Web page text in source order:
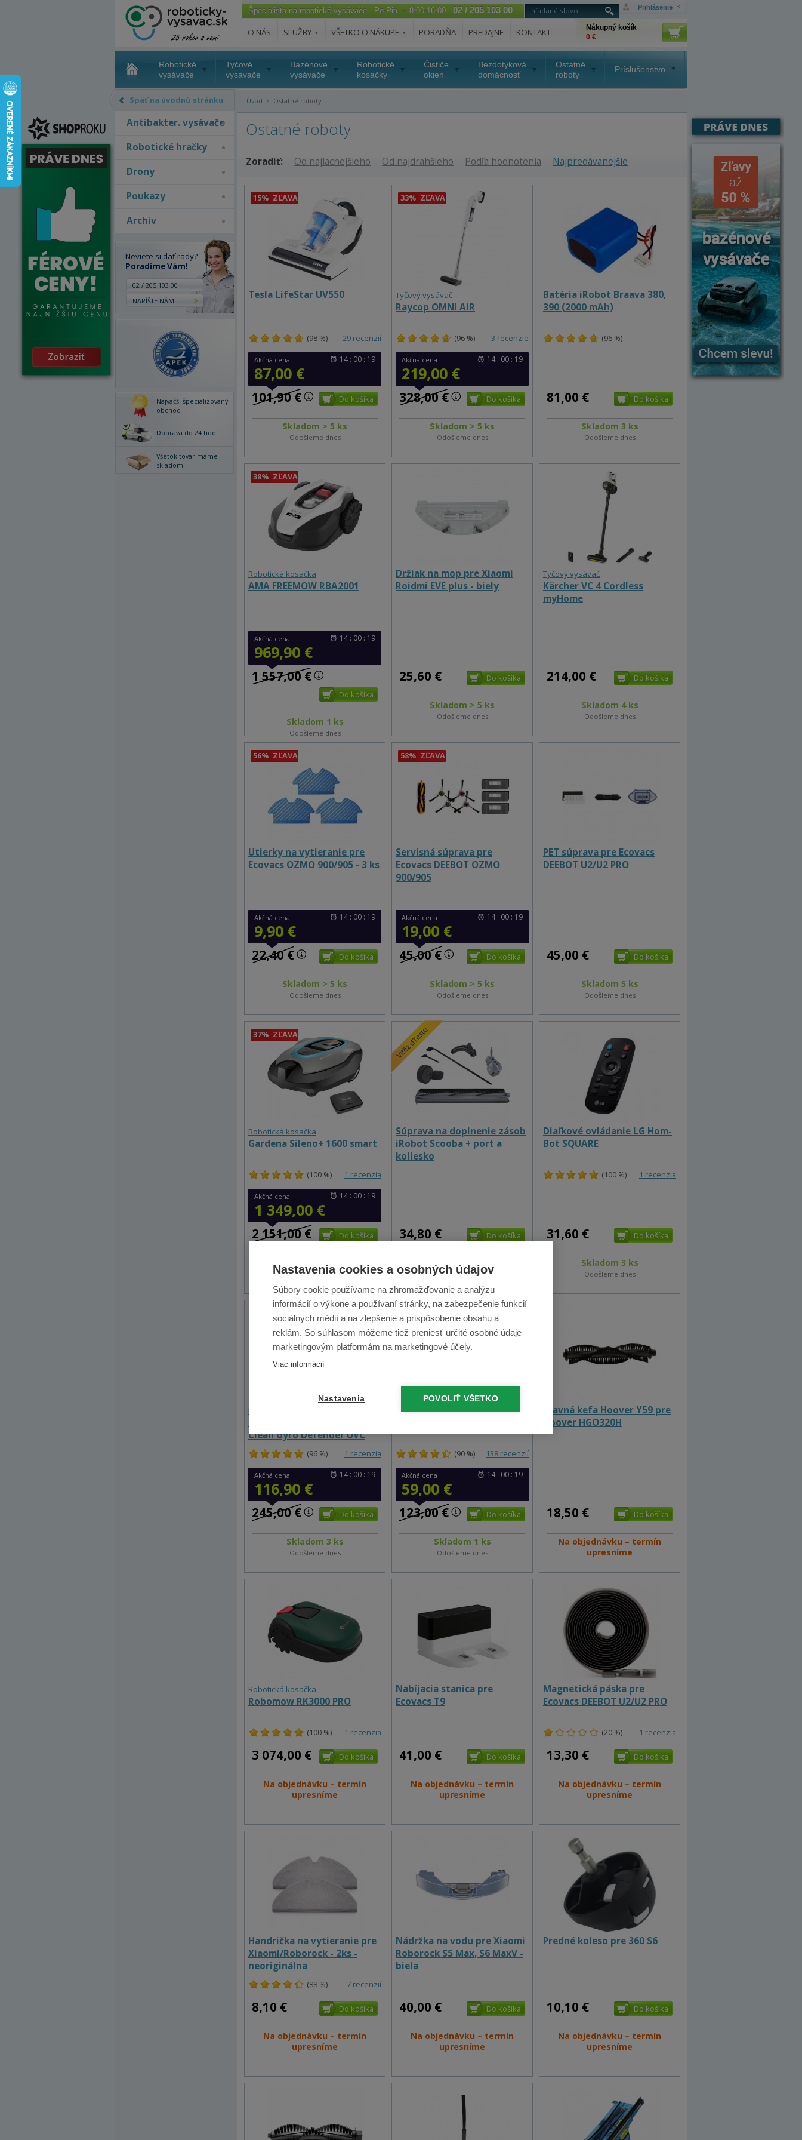
Prihlásenie
Špecialista na robotické vysávače Po-Pia - 8:00-16:00 02 / 205 103 00
O NÁS SLUŽBY VŠETKO O NÁKUPE PORADŇA PREDAJNE KONTAKT
Nákupný košík
0 €
Robotické
vysávače
Tyčové
vysávače
Bazénové
vysávače
Robotické
kosačky
Čističe
okien
Bezdotyková
domácnosť
Ostatné
roboty
Príslušenstvo
Späť na úvodnú stránku
Antibakter. vysávače
Robotické hračky
Drony
Poukazy
Archív
Neviete si dať rady?
Poradíme Vám!
02 / 205 103 00
NAPÍŠTE NÁM
Najväčší špecializovaný
obchod
Doprava do 24 hod.
Všetok tovar máme
skladom
Úvod » Ostatné roboty
Ostatné roboty
Zoradiť: Od najlacnejšieho Od najdrahšieho Podľa hodnotenia Najpredávanejšie
15% ZĽAVA
Tesla LifeStar UV550
(98 %) 29 recenzií
Akčná cena
87,00 €
14 : 00 : 18
101,90 €
Skladom > 5 ks
Odošleme dnes
33% ZĽAVA
Tyčový vysávač
Raycop OMNI AIR
(96 %) 3 recenzie
Akčná cena
219,00 €
14 : 00 : 18
328,00 €
Skladom > 5 ks
Odošleme dnes
Batéria iRobot Braava 380,
390 (2000 mAh)
(96 %)
81,00 €
Skladom 3 ks
Odošleme dnes
38% ZĽAVA
Robotická kosačka
AMA FREEMOW RBA2001
Akčná cena
969,90 €
14 : 00 : 18
1 557,00 €
Skladom 1 ks
Odošleme dnes
Držiak na mop pre Xiaomi
Roidmi EVE plus - biely
25,60 €
Skladom > 5 ks
Odošleme dnes
Tyčový vysávač
Kärcher VC 4 Cordless
myHome
214,00 €
Skladom 4 ks
Odošleme dnes
56% ZĽAVA
Utierky na vytieranie pre
Ecovacs OZMO 900/905 - 3 ks
Akčná cena
9,90 €
14 : 00 : 18
22,40 €
Skladom > 5 ks
Odošleme dnes
58% ZĽAVA
Servisná súprava pre
Ecovacs DEEBOT OZMO
900/905
Akčná cena
19,00 €
14 : 00 : 18
45,00 €
Skladom > 5 ks
Odošleme dnes
PET súprava pre Ecovacs
DEEBOT U2/U2 PRO
45,00 €
Skladom 5 ks
Odošleme dnes
37% ZĽAVA
Robotická kosačka
Gardena Sileno+ 1600 smart
(100 %) 1 recenzia
Akčná cena
1 349,00 €
14 : 00 : 18
2 151,00 €
Skladom 1 ks
Súprava na doplnenie zásob
iRobot Scooba + port a
koliesko
34,80 €
Skladom > 5 ks
Odošleme dnes
Diaľkové ovládanie LG Hom-
Bot SQUARE
(100 %) 1 recenzia
31,60 €
Skladom 3 ks
Odošleme dnes
ZĽAVA
Clean Gyro Defender UVC
(96 %) 1 recenzia
Akčná cena
116,90 €
14 : 00 : 18
245,00 €
Skladom 3 ks
Odošleme dnes
52% ZĽAVA
Robotický vysávač
(90 %) 138 recenzií
Akčná cena
59,00 €
14 : 00 : 18
123,00 €
Skladom 1 ks
Odošleme dnes
Hlavná kefa Hoover Y59 pre
Hoover HGO320H
18,50 €
Na objednávku – termín
upresníme
Robotická kosačka
Robomow RK3000 PRO
(100 %) 1 recenzia
3 074,00 €
Na objednávku – termín
upresníme
Nabíjacia stanica pre
Ecovacs T9
41,00 €
Na objednávku – termín
upresníme
Magnetická páska pre
Ecovacs DEEBOT U2/U2 PRO
(20 %) 1 recenzia
13,30 €
Na objednávku – termín
upresníme
Handrička na vytieranie pre
Xiaomi/Roborock - 2ks -
neoriginálna
(88 %) 7 recenzií
8,10 €
Na objednávku – termín
upresníme
Nádržka na vodu pre Xiaomi
Roborock S5 Max, S6 MaxV -
biela
40,00 €
Na objednávku – termín
upresníme
Predné koleso pre 360 S6
10,10 €
Na objednávku – termín
upresníme
Nastavenia cookies a osobných údajov
Súbory cookie používame na zhromažďovanie a analýzu
informácií o výkone a používaní stránky, na zabezpečenie funkcií
sociálnych médií a na zlepšenie a prispôsobenie obsahu a
reklám. So súhlasom môžeme tiež preniesť určité osobné údaje
marketingovým platformám na marketingové účely.
Viac informácií
Nastavenia POVOLIŤ VŠETKO